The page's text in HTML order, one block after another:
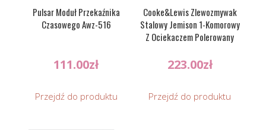
Pulsar Moduł Przekaźnika
Czasowego Awz-516
111.00zł
Przejdź do produktu
Cooke&Lewis Zlewozmywak
Stalowy Jemison 1-Komorowy
Z Ociekaczem Polerowany
223.00zł
Przejdź do produktu